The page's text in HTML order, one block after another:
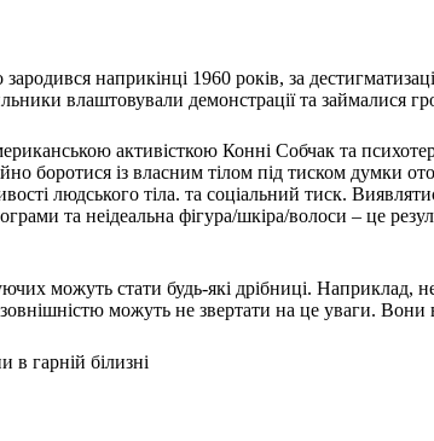
наприкінці 1960 років, за
влаштовували демонстрації та займалися
активісткою Конні Собчак та
боротися із власним тілом під тиском
людського тіла. та соціальний тиск.
та неідеальна фігура/шкіра/волоси – це
можуть стати будь-які дрібниці. Наприклад,
можуть не звертати на це уваги.